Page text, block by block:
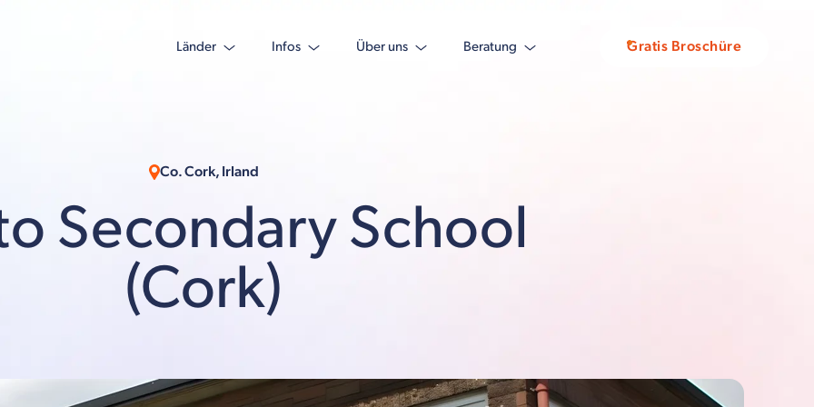
Länder Infos Über uns Beratung Gratis Broschüre
Co. Cork, Irland
Secondary School
(Cork)